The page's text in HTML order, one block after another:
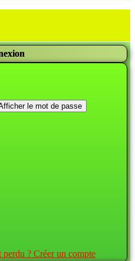
le mot de passe
perdu ? Créer un compte